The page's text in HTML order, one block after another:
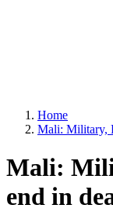
Home
Mali: Military,
Mali:
end in